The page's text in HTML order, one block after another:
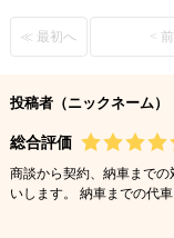
≪ 最初へ <
投稿者（ニックネーム）
総合評価
商談から契約、納車まで
いします。 納車までの代